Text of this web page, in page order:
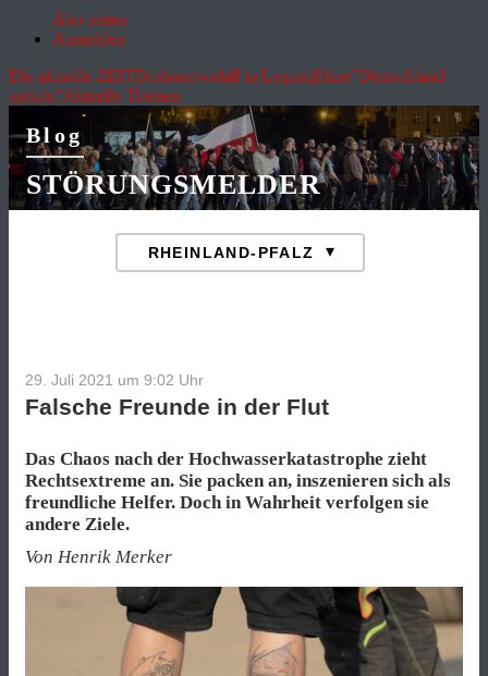
Abo testen
Anmelden
Die aktuelle ZEITDrohnenvorfall in LeipzigHitze"Deutschland
spricht"Aktuelle Themen
Blog
STÖRUNGSMELDER
29. Juli 2021 um 9:02 Uhr
Falsche Freunde in der Flut
Das Chaos nach der Hochwasserkatastrophe zieht
Rechtsextreme an. Sie packen an, inszenieren sich als
freundliche Helfer. Doch in Wahrheit verfolgen sie
andere Ziele.
Von Henrik Merker